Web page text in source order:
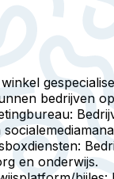
bedrijven
:
:
en onderwijs.